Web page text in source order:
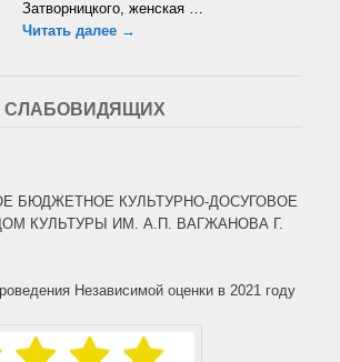
Затворницкого, женская …
Читать далее →
СЛАБОВИДЯЩИХ
БЮДЖЕТНОЕ КУЛЬТУРНО-ДОСУГОВОЕ
КУЛЬТУРЫ ИМ. А.П. ВАГЖАНОВА Г.
Независимой оценки в 2021 году